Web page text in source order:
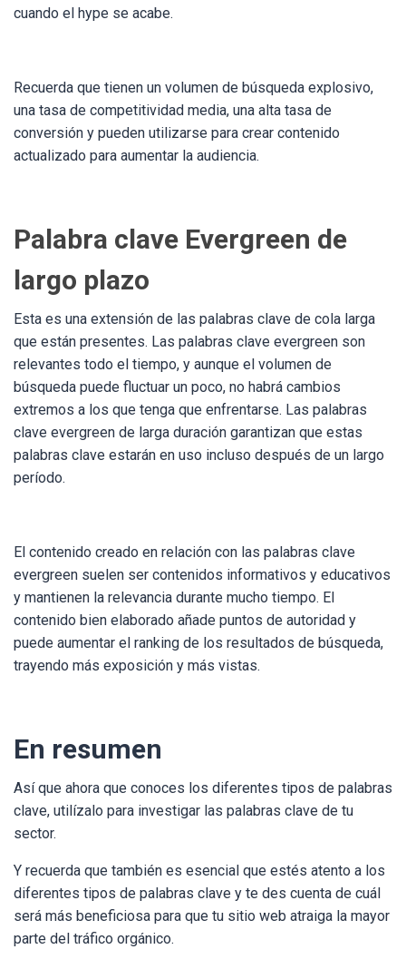
cuando el hype se acabe.
Recuerda que tienen un volumen de búsqueda explosivo,
una tasa de competitividad media, una alta tasa de
conversión y pueden utilizarse para crear contenido
actualizado para aumentar la audiencia.
Palabra clave Evergreen de
largo plazo
Esta es una extensión de las palabras clave de cola larga
que están presentes. Las palabras clave evergreen son
relevantes todo el tiempo, y aunque el volumen de
búsqueda puede fluctuar un poco, no habrá cambios
extremos a los que tenga que enfrentarse. Las palabras
clave evergreen de larga duración garantizan que estas
palabras clave estarán en uso incluso después de un largo
período.
El contenido creado en relación con las palabras clave
evergreen suelen ser contenidos informativos y educativos
y mantienen la relevancia durante mucho tiempo. El
contenido bien elaborado añade puntos de autoridad y
puede aumentar el ranking de los resultados de búsqueda,
trayendo más exposición y más vistas.
En resumen
Así que ahora que conoces los diferentes tipos de palabras
clave, utilízalo para investigar las palabras clave de tu
sector.
Y recuerda que también es esencial que estés atento a los
diferentes tipos de palabras clave y te des cuenta de cuál
será más beneficiosa para que tu sitio web atraiga la mayor
parte del tráfico orgánico.